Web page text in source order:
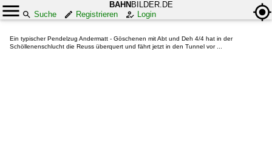
BAHN BILDER.DE
Suche
Registrieren Login
Ein typischer Pendelzug Andermatt - Göschenen mit Abt und Deh 4/4 hat in der
Schöllenenschlucht die Reuss überquert und fährt jetzt in den Tunnel vor ...